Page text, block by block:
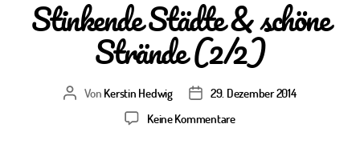
Stinkende Städte & schöne
Strände (2/2)
Beitragsautor
Von Kerstin Hedwig Veröffentlichungsdatum
29. Dezember 2014
Keine Kommentarezu